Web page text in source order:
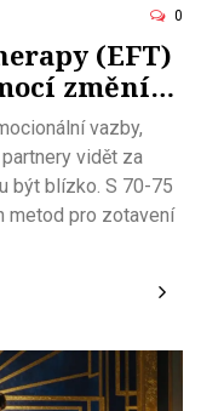
0
(EFT)
změní
vazby,
vidět za
být blízko. S 70-75
metod pro zotavení